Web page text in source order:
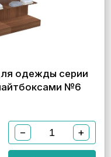
одежды серии
№6
− +